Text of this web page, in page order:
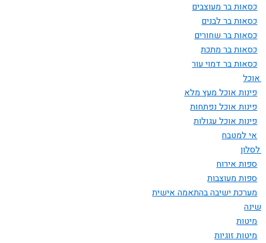
כסאות בר מעוצבים
כסאות בר לבנים
כסאות בר שחורים
כסאות בר מתכת
כסאות בר דמוי עור
אוכל
פינות אוכל מעץ מלא
פינות אוכל נפתחות
פינות אוכל עגולות
אי למטבח
לסלון
ספות אירוח
ספות מעוצבות
מערכת ישיבה בהתאמה אישית
שינה
מיטות
מיטות זוגיות